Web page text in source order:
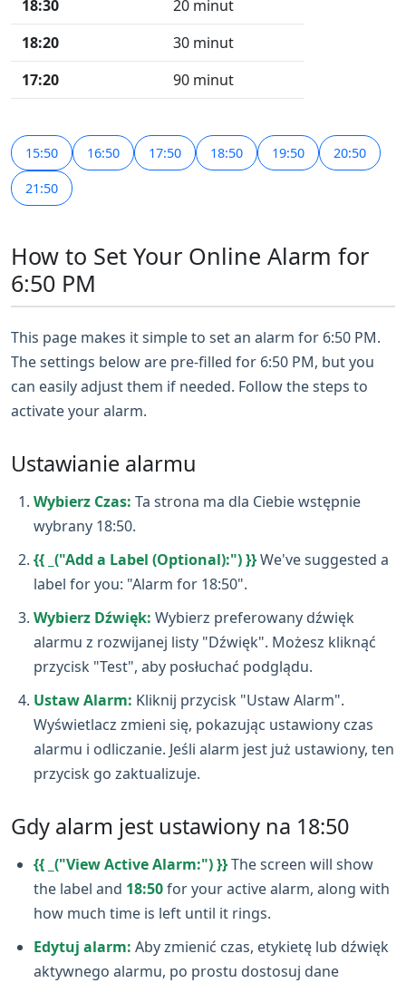
18:30
20 minut
18:20
30 minut
17:20
90 minut
15:50 16:50 17:50 18:50 19:50 20:50
21:50
How to Set Your Online Alarm for
6:50 PM
This page makes it simple to set an alarm for 6:50 PM.
The settings below are pre-filled for 6:50 PM, but you
can easily adjust them if needed. Follow the steps to
activate your alarm.
Ustawianie alarmu
Wybierz Czas: Ta strona ma dla Ciebie wstępnie
wybrany 18:50.
{{ _("Add a Label (Optional):") }}We've suggested a
label for you: "Alarm for 18:50".
Wybierz Dźwięk: Wybierz preferowany dźwięk
alarmu z rozwijanej listy "Dźwięk". Możesz kliknąć
przycisk "Test", aby posłuchać podglądu.
Ustaw Alarm: Kliknij przycisk "Ustaw Alarm".
Wyświetlacz zmieni się, pokazując ustawiony czas
alarmu i odliczanie. Jeśli alarm jest już ustawiony, ten
przycisk go zaktualizuje.
Gdy alarm jest ustawiony na 18:50
{{ _("View Active Alarm:") }}The screen will show
the label and 18:50for your active alarm, along with
how much time is left until it rings.
Edytuj alarm: Aby zmienić czas, etykietę lub dźwięk
aktywnego alarmu, po prostu dostosuj dane